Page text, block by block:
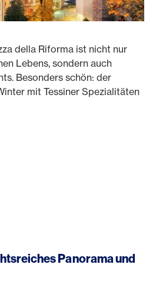
della Riforma ist nicht nur
Lebens, sondern auch
Besonders schön: der
mit Tessiner Spezialitäten
Panorama und